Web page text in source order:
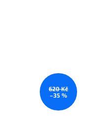
620 Kč
–35 %